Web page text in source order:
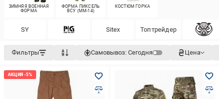
ЗИМНЯЯ ВОЕННАЯ
ФОРМА
ФОРМА ПИКСЕЛЬ
ВСУ (MM-14)
КОСТЮМ ГОРКА
SY Siteх Топтрейдер
Фильтры Самовывоз: Сегодня Цена